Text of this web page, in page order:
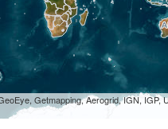
Getmapping, Aerogrid, IGN, IGP,